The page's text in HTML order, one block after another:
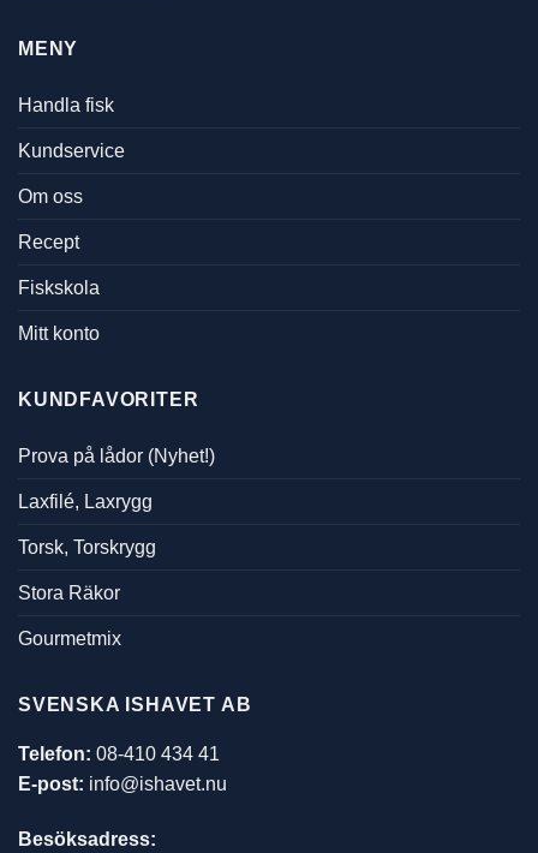
MENY
Handla fisk
Kundservice
Om oss
Recept
Fiskskola
Mitt konto
KUNDFAVORITER
Prova på lådor (Nyhet!)
Laxfilé, Laxrygg
Torsk, Torskrygg
Stora Räkor
Gourmetmix
SVENSKA ISHAVET AB
Telefon: 08-410 434 41
E-post: info@ishavet.nu
Besöksadress: